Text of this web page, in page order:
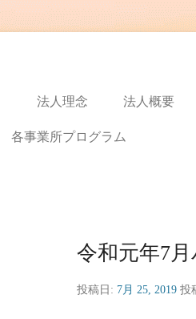
法人理念 法人概要
各事業所プログラム
令和元年7
投稿日: 7月 25, 2019 投